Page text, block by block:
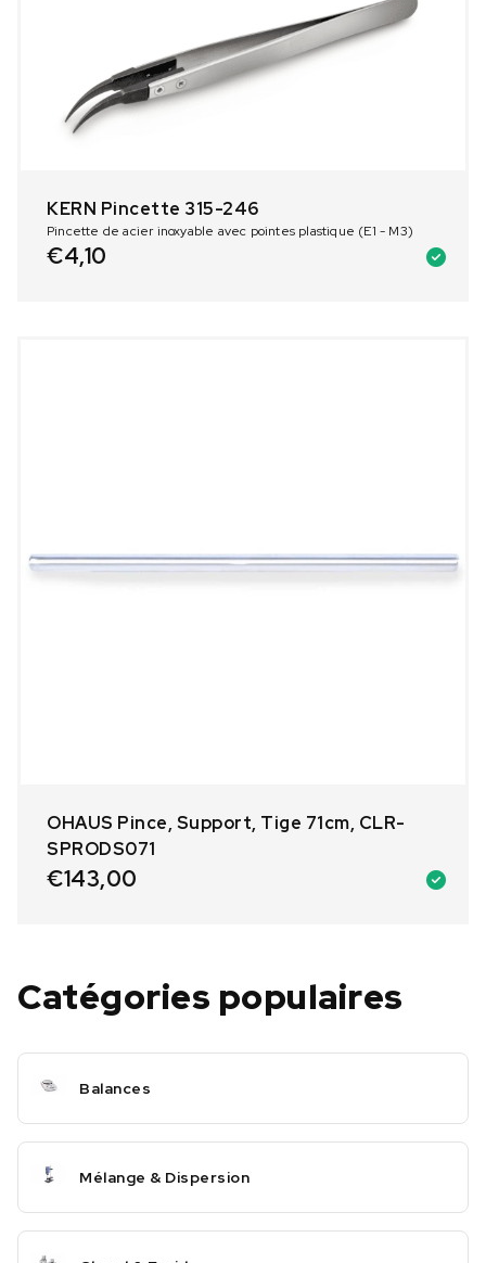
KERN Pincette 315-246
Pincette de acier inoxyable avec pointes plastique (E1 - M3)
€4,10
OHAUS Pince, Support, Tige 71cm, CLR-
SPRODS071
€143,00
Catégories populaires
Balances
Mélange & Dispersion